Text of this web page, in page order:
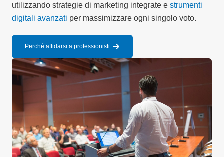
utilizzando strategie di marketing integrate e strumenti
digitali avanzati per massimizzare ogni singolo voto.
Perché affidarsi a professionisti